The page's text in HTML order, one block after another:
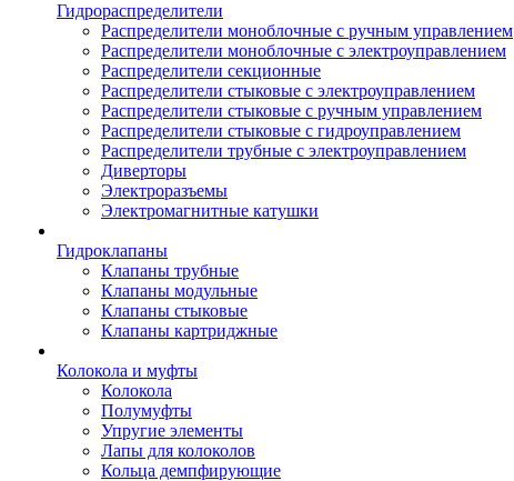
Гидрораспределители
Распределители моноблочные с ручным управлением
Распределители моноблочные с электроуправлением
Распределители секционные
Распределители стыковые с электроуправлением
Распределители стыковые с ручным управлением
Распределители стыковые с гидроуправлением
Распределители трубные с электроуправлением
Диверторы
Электроразъемы
Электромагнитные катушки
Гидроклапаны
Клапаны трубные
Клапаны модульные
Клапаны стыковые
Клапаны картриджные
Колокола и муфты
Колокола
Полумуфты
Упругие элементы
Лапы для колоколов
Кольца демпфирующие